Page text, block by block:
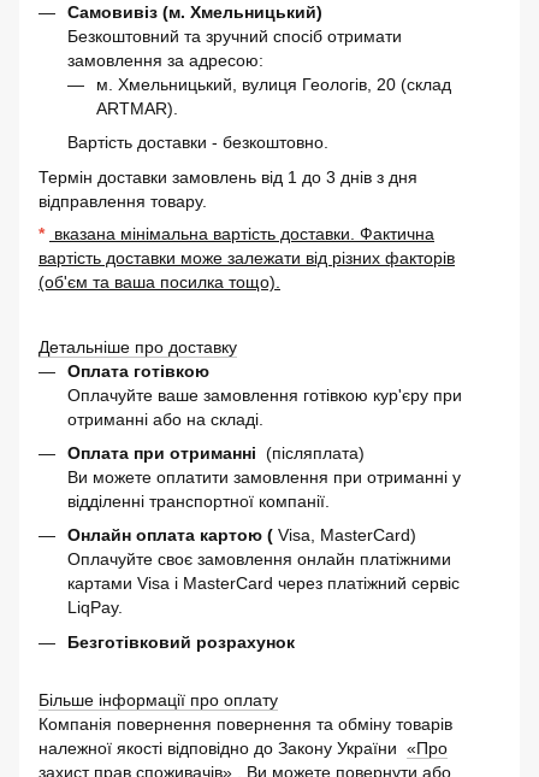
Самовивіз (м. Хмельницький)
Безкоштовний та зручний спосіб отримати
замовлення за адресою:
м. Хмельницький, вулиця Геологів, 20 (склад
ARTMAR).
Вартість доставки - безкоштовно.
Термін доставки замовлень від 1 до 3 днів з дня
відправлення товару.
* вказана мінімальна вартість доставки. Фактична
вартість доставки може залежати від різних факторів
(об'єм та ваша посилка тощо).
Детальніше про доставку
Оплата готівкою
Оплачуйте ваше замовлення готівкою кур'єру при
отриманні або на складі.
Оплата при отриманні (післяплата)
Ви можете оплатити замовлення при отриманні у
відділенні транспортної компанії.
Онлайн оплата картою ( Visa, MasterCard)
Оплачуйте своє замовлення онлайн платіжними
картами Visa і MasterCard через платіжний сервіс
LiqPay.
Безготівковий розрахунок
Більше інформації про оплату
Компанія повернення повернення та обміну товарів
належної якості відповідно до Закону України «Про
захист прав споживачів» . Ви можете повернути або